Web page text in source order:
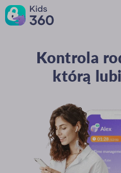
Funkcje
Pomocne dla rodziców
Kontrola
którą